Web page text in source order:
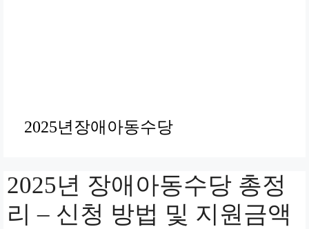
2025년장애아동수당
2025년 장애아동수당 총정
리 – 신청 방법 및 지원금액